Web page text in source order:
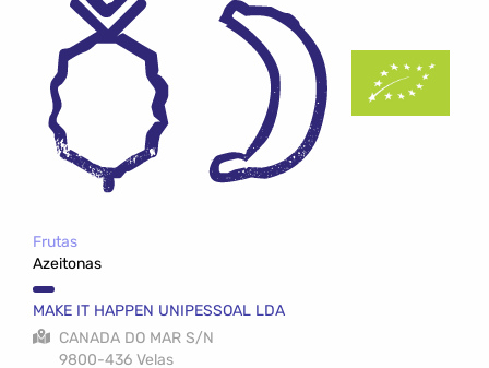
Frutas
Azeitonas
MAKE IT HAPPEN UNIPESSOAL LDA
CANADA DO MAR S/N
9800-436 Velas